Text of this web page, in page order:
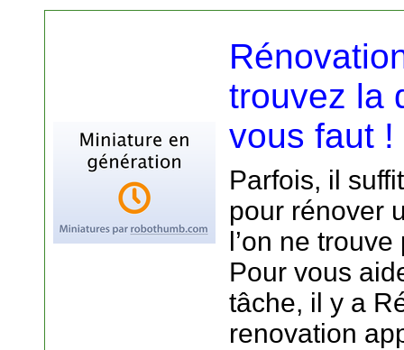
trouvez la
vous faut !
Parfois, il
pour rénover
l’on ne
Pour vous
tâche, il y a
renovation